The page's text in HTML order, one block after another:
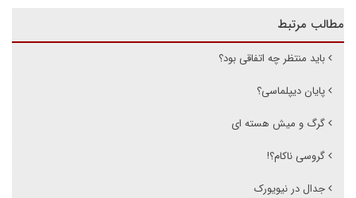
مطالب مرتبط
باید منتظر چه اتفاقی بود؟
پایان دیپلماسی؟
گرگ و میش هسته ای
گروسی ناکام؟!
جدال در نیویورک